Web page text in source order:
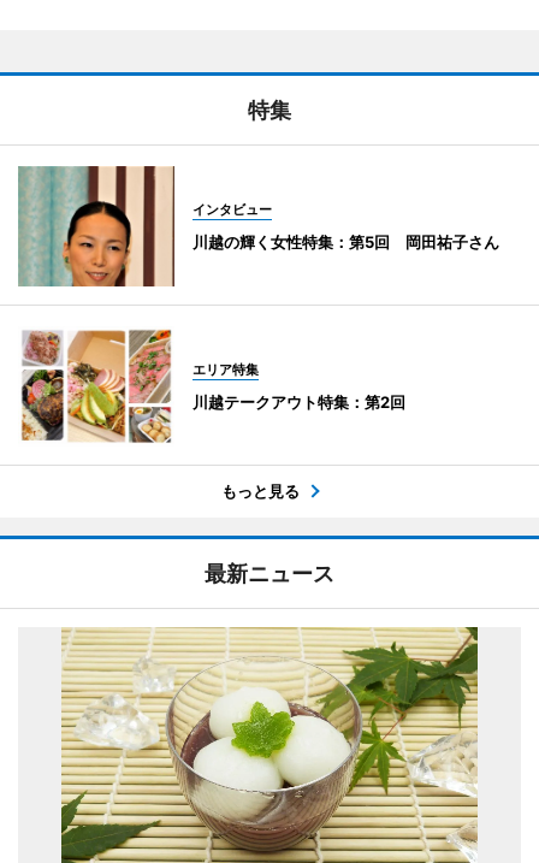
特集
インタビュー
川越の輝く女性特集：第5回 岡田祐子さん
エリア特集
川越テークアウト特集：第2回
もっと見る
最新ニュース